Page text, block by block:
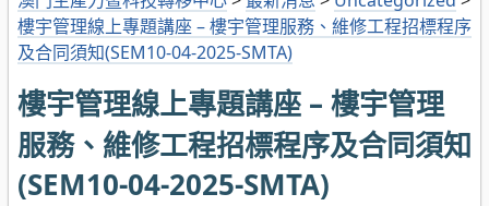
樓宇管理線上專題講座 – 樓宇管理服務、維修工程招標程序
及合同須知(SEM10-04-2025-SMTA)
樓宇管理線上專題講座 – 樓宇管理
服務、維修工程招標程序及合同須知
(SEM10-04-2025-SMTA)